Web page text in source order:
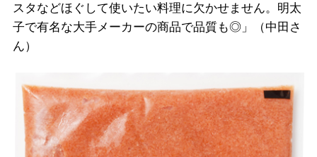
スタなどほぐして使いたい料理に欠かせません。明太
子で有名な大手メーカーの商品で品質も◎」（中田さ
ん）